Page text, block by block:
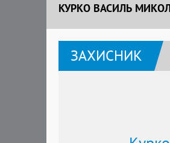
Полісся
КУРКО ВАСИЛЬ
ЗАХИСНИК